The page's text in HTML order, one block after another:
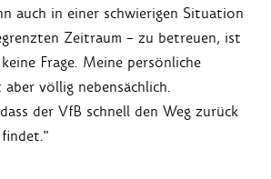
auch in einer schwierigen Situation
Zeitraum – zu betreuen, ist
Frage. Meine persönliche
völlig nebensächlich.
der VfB schnell den Weg zurück